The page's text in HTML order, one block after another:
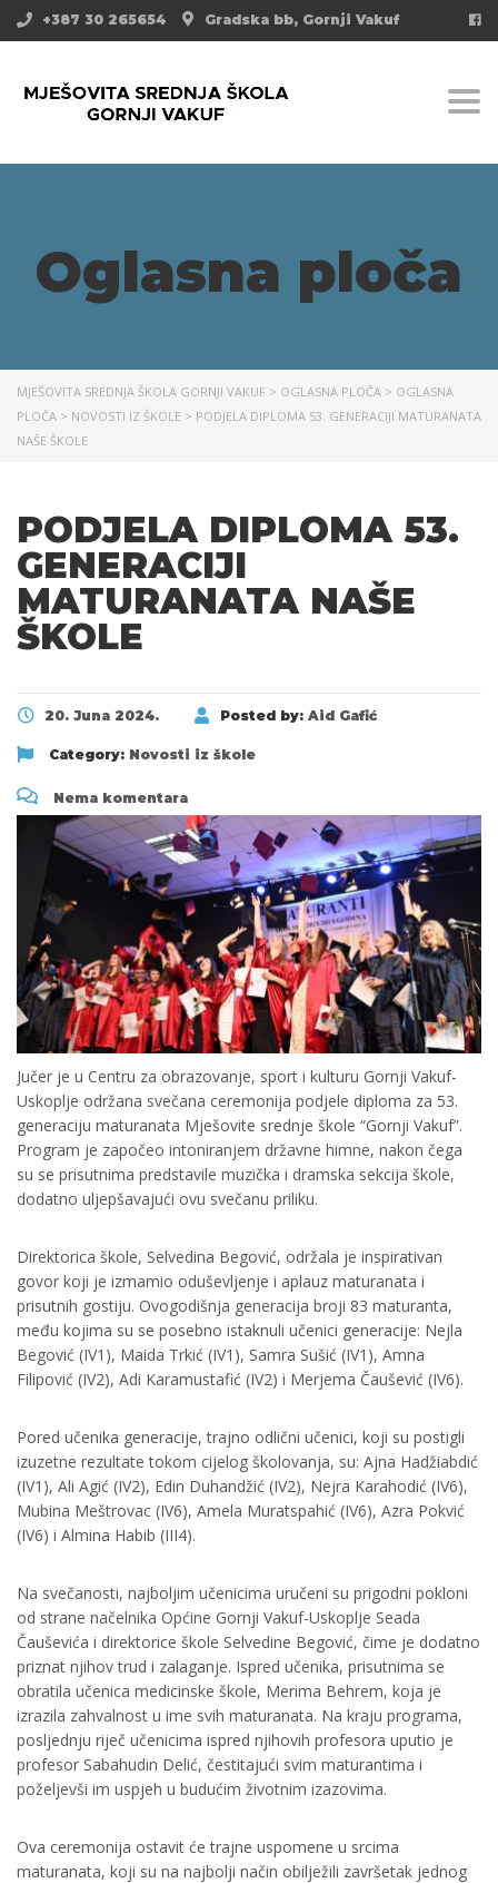
Gradska bb, Gornji Vakuf
+387 30 265654
Oglasna ploča
MJEŠOVITA SREDNJA ŠKOLA GORNJI VAKUF > OGLASNA PLOČA > OGLASNA
PLOČA > NOVOSTI IZ ŠKOLE > PODJELA DIPLOMA 53. GENERACIJI MATURANATA
NAŠE ŠKOLE
PODJELA DIPLOMA 53.
GENERACIJI
MATURANATA NAŠE
ŠKOLE
20. Juna 2024. Posted by: Aid Gafić
Category: Novosti iz škole
Nema komentara
Jučer je u Centru za obrazovanje, sport i kulturu Gornji Vakuf-
Uskoplje održana svečana ceremonija podjele diploma za 53.
generaciju maturanata Mješovite srednje škole “Gornji Vakuf”.
Program je započeo intoniranjem državne himne, nakon čega
su se prisutnima predstavile muzička i dramska sekcija škole,
dodatno uljepšavajući ovu svečanu priliku.
Direktorica škole, Selvedina Begović, održala je inspirativan
govor koji je izmamio oduševljenje i aplauz maturanata i
prisutnih gostiju. Ovogodišnja generacija broji 83 maturanta,
među kojima su se posebno istaknuli učenici generacije: Nejla
Begović (IV1), Maida Trkić (IV1), Samra Sušić (IV1), Amna
Filipović (IV2), Adi Karamustafić (IV2) i Merjema Čaušević (IV6).
Pored učenika generacije, trajno odlični učenici, koji su postigli
izuzetne rezultate tokom cijelog školovanja, su: Ajna Hadžiabdić
(IV1), Ali Agić (IV2), Edin Duhandžić (IV2), Nejra Karahodić (IV6),
Mubina Meštrovac (IV6), Amela Muratspahić (IV6), Azra Pokvić
(IV6) i Almina Habib (III4).
Na svečanosti, najboljim učenicima uručeni su prigodni pokloni
od strane načelnika Općine Gornji Vakuf-Uskoplje Seada
Čauševića i direktorice škole Selvedine Begović, čime je dodatno
priznat njihov trud i zalaganje. Ispred učenika, prisutnima se
obratila učenica medicinske škole, Merima Behrem, koja je
izrazila zahvalnost u ime svih maturanata. Na kraju programa,
posljednju riječ učenicima ispred njihovih profesora uputio je
profesor Sabahudin Delić, čestitajući svim maturantima i
poželjevši im uspjeh u budućim životnim izazovima.
Ova ceremonija ostavit će trajne uspomene u srcima
maturanata, koji su na najbolji način obilježili završetak jednog